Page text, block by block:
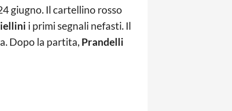
giugno. Il cartellino rosso
i primi segnali nefasti. Il
Dopo la partita, Prandelli